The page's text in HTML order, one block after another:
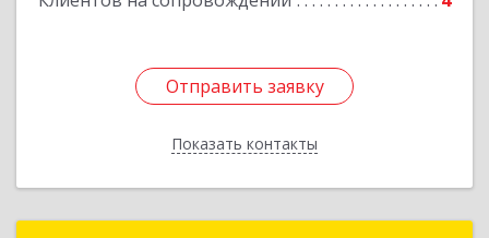
Отправить заявку
Показать контакты
Отправить заявку
Назад